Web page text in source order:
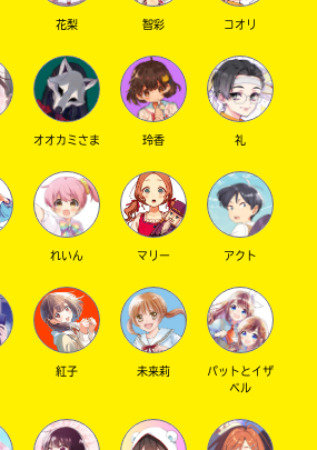
でシェアする
花梨 智彩 コオリ
オオカミさま 玲香 礼
れいん マリー アクト
紅子 未来莉
パットとイザ
ベル